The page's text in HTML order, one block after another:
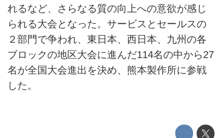
れるなど、さらなる質の向上への意欲が感じ
られる大会となった。サービスとセールスの
２部門で争われ、東日本、西日本、九州の各
ブロックの地区大会に進んだ114名の中から27
名が全国大会進出を決め、熊本製作所に参戦
した。